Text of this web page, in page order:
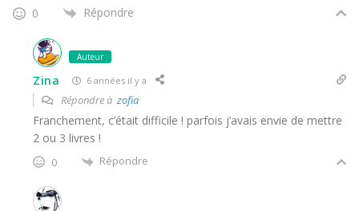
0 Répondre
Auteur
Zina 6 années il y a
Répondre à zofia
Franchement, c’était difficile ! parfois j’avais envie de mettre
2 ou 3 livres !
0 Répondre